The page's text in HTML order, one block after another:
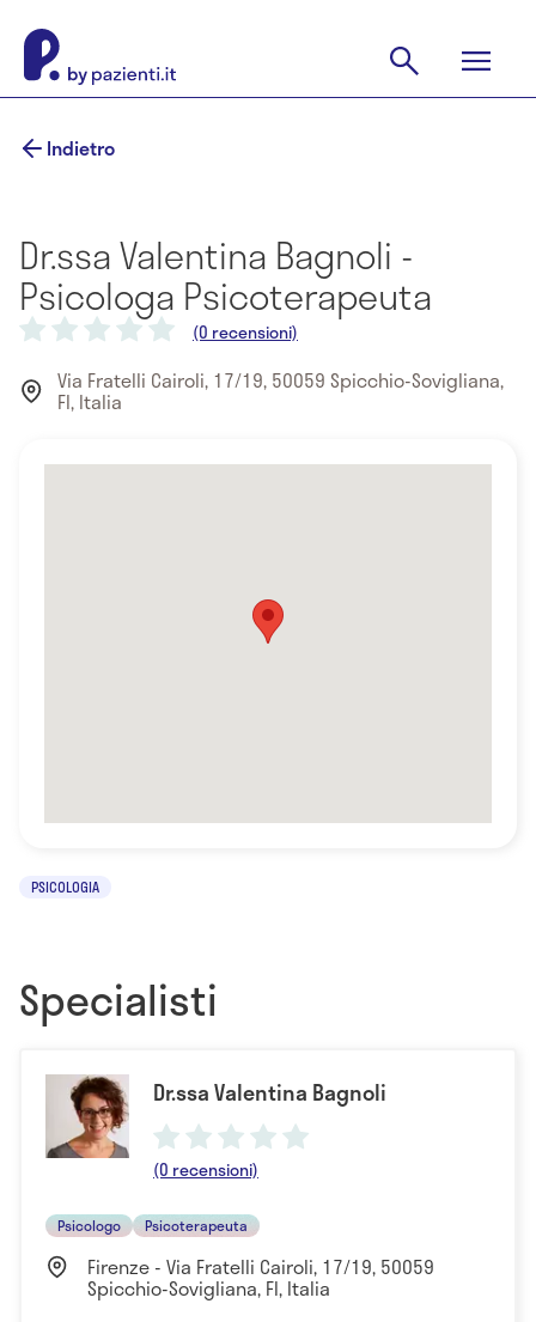
Indietro
Dr.ssa Valentina Bagnoli -
Psicologa Psicoterapeuta
(0 recensioni)
Via Fratelli Cairoli, 17/19, 50059 Spicchio-Sovigliana,
FI, Italia
PSICOLOGIA
Specialisti
Dr.ssa Valentina Bagnoli
(0 recensioni)
Psicologo Psicoterapeuta
Firenze - Via Fratelli Cairoli, 17/19, 50059
Spicchio-Sovigliana, FI, Italia